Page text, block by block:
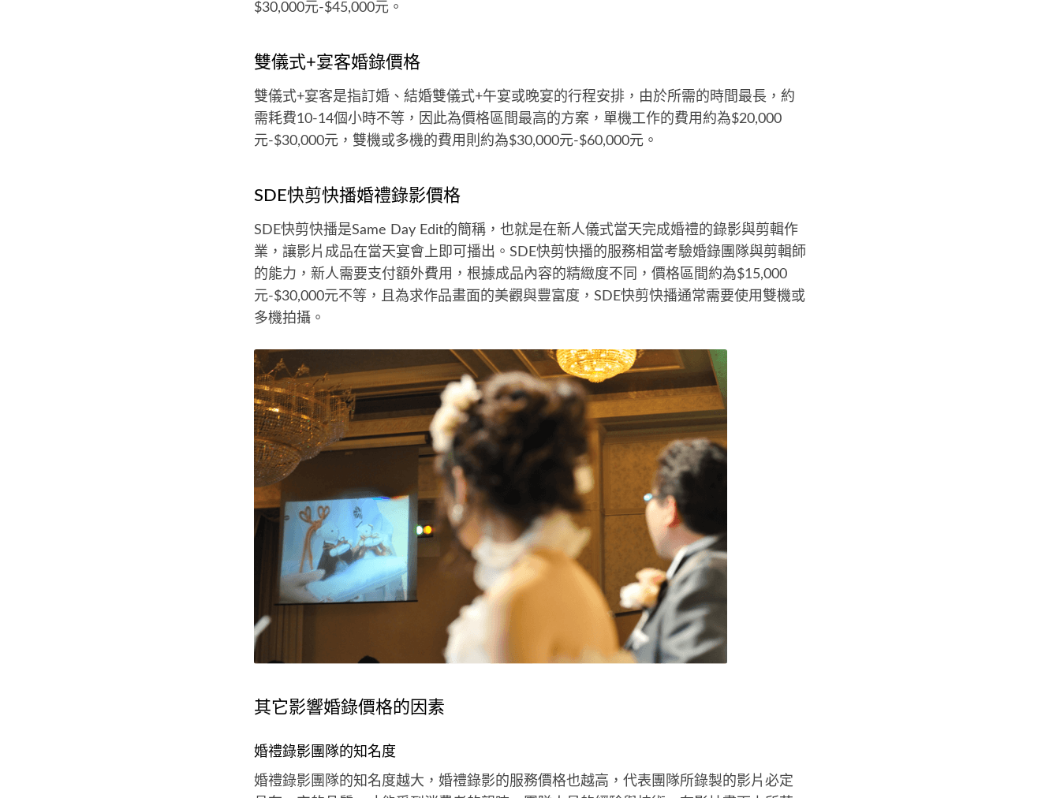
$30,000元-$45,000元。
雙儀式+宴客婚錄價格
雙儀式+宴客是指訂婚、結婚雙儀式+午宴或晚宴的行程安排，由於所需的時間最長，約
需耗費10-14個小時不等，因此為價格區間最高的方案，單機工作的費用約為$20,000
元-$30,000元，雙機或多機的費用則約為$30,000元-$60,000元。
SDE快剪快播婚禮錄影價格
SDE快剪快播是Same Day Edit的簡稱，也就是在新人儀式當天完成婚禮的錄影與剪輯作
業，讓影片成品在當天宴會上即可播出。SDE快剪快播的服務相當考驗婚錄團隊與剪輯師
的能力，新人需要支付額外費用，根據成品內容的精緻度不同，價格區間約為$15,000
元-$30,000元不等，且為求作品畫面的美觀與豐富度，SDE快剪快播通常需要使用雙機或
多機拍攝。
其它影響婚錄價格的因素
婚禮錄影團隊的知名度
婚禮錄影團隊的知名度越大，婚禮錄影的服務價格也越高，代表團隊所錄製的影片必定